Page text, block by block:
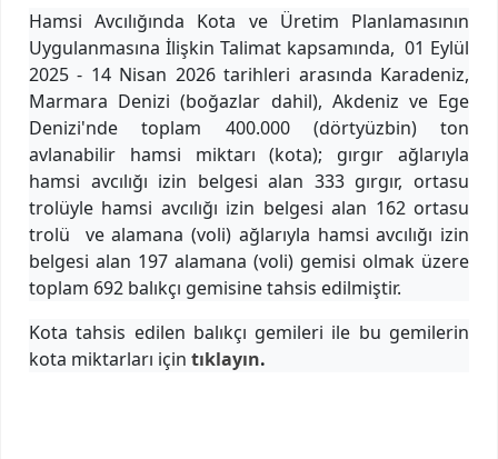
​Hamsi Avcılığında Kota ve Üretim Planlamasının
Uygulanmasına İlişkin Talimat kapsamında, 01 Eylül
2025 - 14 Nisan 2026 tarihleri arasında Karadeniz,
Marmara Denizi (boğazlar dahil), Akdeniz ve Ege
Denizi'nde toplam 400.000 (dörtyüzbin) ton
avlanabilir hamsi miktarı (kota); gırgır ağlarıyla
hamsi avcılığı izin belgesi alan 333 gırgır, ortasu
trolüyle hamsi avcılığı izin belgesi alan 162 ortasu
trolü ve alamana (voli) ağlarıyla hamsi avcılığı izin
belgesi alan 197 alamana (voli) gemisi olmak üzere
toplam 692 balıkçı gemisine tahsis edilmiştir.
Kota tahsis edilen balıkçı gemileri ile bu gemilerin
kota miktarları için tıklayın​.​